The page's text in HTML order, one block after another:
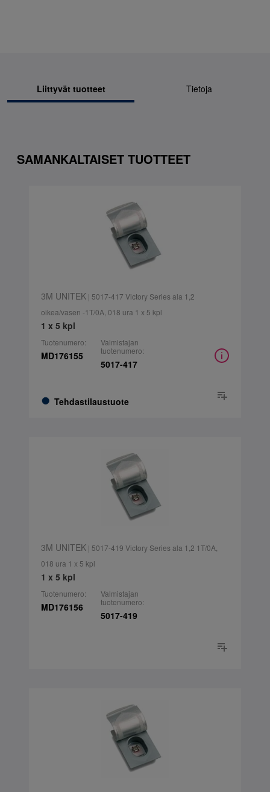
Liittyvät tuotteet Tietoja
SAMANKALTAISET TUOTTEET
3M UNITEK| 5017-417 Victory Series ala 1,2
oikea/vasen -1T/0A, 018 ura 1 x 5 kpl
1 x 5 kpl
Tuotenumero:
MD176155
Tehdastilaustuote
Valmistajan
tuotenumero:
5017-417
3M UNITEK| 5017-419 Victory Series ala 1,2 1T/0A,
018 ura 1 x 5 kpl
1 x 5 kpl
Tuotenumero:
MD176156
Valmistajan
tuotenumero:
5017-419